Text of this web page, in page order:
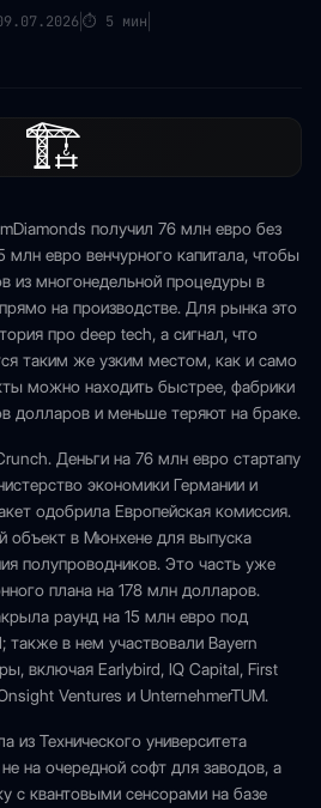
⏱ 5 мин
🏗
получил 76 млн евро без
евро венчурного капитала, чтобы
из многонедельной процедуры в
на производстве. Для рынка это
про deep tech, а сигнал, что
таким же узким местом, как и само
можно находить быстрее, фабрики
долларов и меньше теряют на браке.
Деньги на 76 млн евро стартапу
экономики Германии и
одобрила Европейская комиссия.
объект в Мюнхене для выпуска
полупроводников. Это часть уже
плана на 178 млн долларов.
раунд на 15 млн евро под
также в нем участвовали Bayern
включая Earlybird, IQ Capital, First
Ventures и UnternehmerTUM.
из Технического университета
на очередной софт для заводов, а
с квантовыми сенсорами на базе